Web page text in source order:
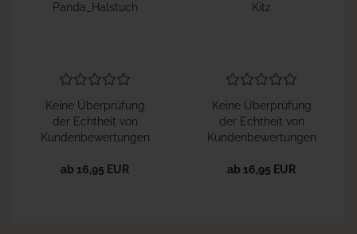
Panda_Halstuch
Keine Überprüfung
der Echtheit von
Kundenbewertungen
ab 16,95 EUR
Kitz
Keine Überprüfung
der Echtheit von
Kundenbewertungen
ab 16,95 EUR